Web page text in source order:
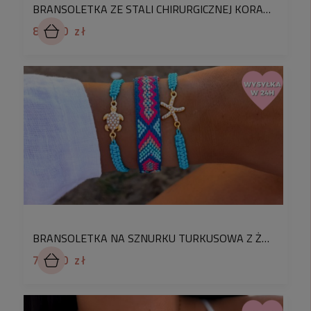
BRANSOLETKA ZE STALI CHIRURGICZNEJ KORALIKI KOLOR GRANATOWY
86,90 zł
BRANSOLETKA NA SZNURKU TURKUSOWA Z ŻÓŁWIKIEM PEREŁKI STAL CHIRURGICZNA
71,90 zł